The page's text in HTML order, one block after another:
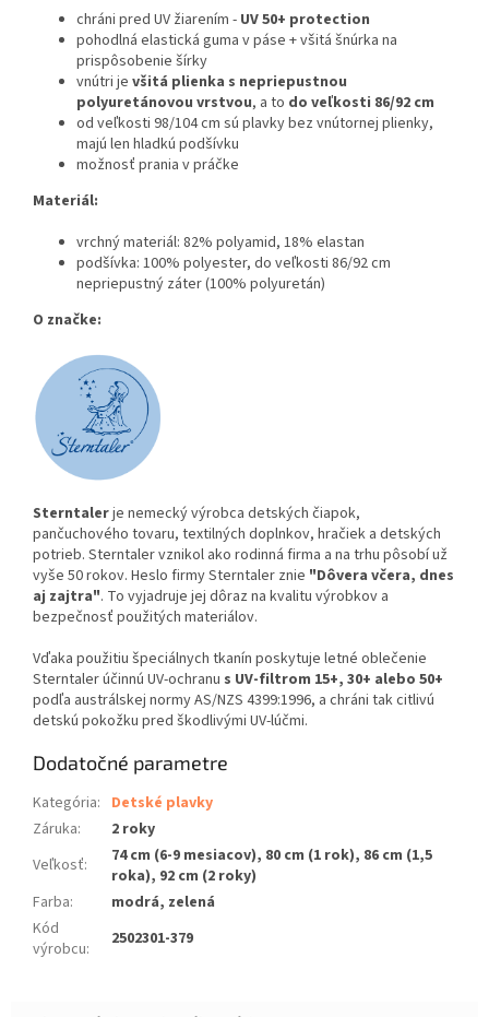
chráni pred UV žiarením - UV 50+ protection
pohodlná elastická guma v páse + všitá šnúrka na
prispôsobenie šírky
vnútri je všitá plienka s nepriepustnou
polyuretánovou vrstvou, a to do veľkosti 86/92 cm
od veľkosti 98/104 cm sú plavky bez vnútornej plienky,
majú len hladkú podšívku
možnosť prania v práčke
Materiál:
vrchný materiál: 82% polyamid, 18% elastan
podšívka: 100% polyester, do veľkosti 86/92 cm
nepriepustný záter (100% polyuretán)
O značke:
Sterntalerje nemecký výrobca detských čiapok,
pančuchového tovaru, textilných doplnkov, hračiek a detských
potrieb. Sterntaler vznikol ako rodinná firma a na trhu pôsobí už
vyše 50 rokov. Heslo firmy Sterntaler znie "Dôvera včera, dnes
aj zajtra". To vyjadruje jej dôraz na kvalitu výrobkov a
bezpečnosť použitých materiálov.
Vďaka použitiu špeciálnych tkanín poskytuje letné oblečenie
Sterntaler účinnú UV-ochranu s UV-filtrom 15+, 30+ alebo 50+
podľa austrálskej normy AS/NZS 4399:1996, a chráni tak citlivú
detskú pokožku pred škodlivými UV-lúčmi.
Dodatočné parametre
Kategória: Detské plavky
Záruka:
2 roky
Veľkosť:
74 cm (6-9 mesiacov), 80 cm (1 rok), 86 cm (1,5
roka), 92 cm (2 roky)
Farba:
modrá, zelená
Kód
výrobcu: 2502301-379